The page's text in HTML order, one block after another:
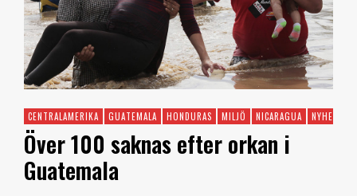
CENTRALAMERIKA GUATEMALA HONDURAS MILJÖ NICARAGUA NYHET
Över 100 saknas efter orkan i
Guatemala